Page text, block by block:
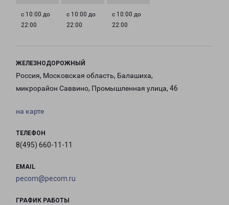
с 10:00 до
22:00
с 10:00 до
22:00
с 10:00 до
22:00
ЖЕЛЕЗНОДОРОЖНЫЙ
Россия, Московская область, Балашиха,
микрорайон Саввино, Промышленная улица, 46
на карте
ТЕЛЕФОН
8(495) 660-11-11
EMAIL
pecom@pecom.ru
ГРАФИК РАБОТЫ